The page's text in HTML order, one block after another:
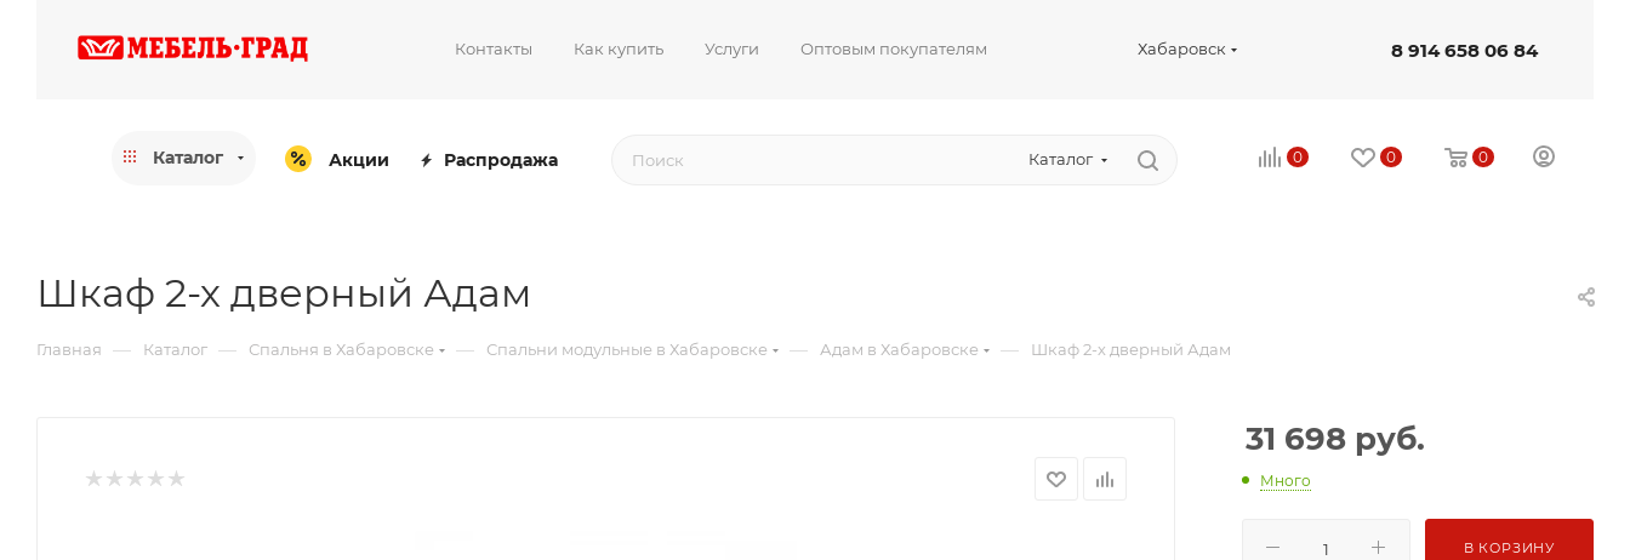
Контакты Как купить Услуги Оптовым покупателям Хабаровск 8 914 658 06 84
Каталог Акции Распродажа Каталог 0 0 0
Шкаф 2-х дверный Адам
Главная — Каталог — Спальня в Хабаровске — Спальни модульные в Хабаровске — Адам в Хабаровске — Шкаф 2-х дверный Адам
31 698 руб.
Много
В КОРЗИНУ